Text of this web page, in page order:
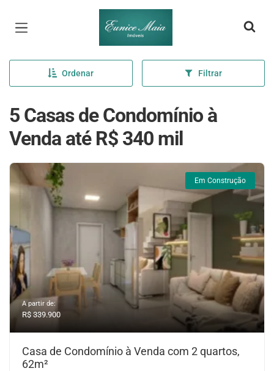
Página inicial
Ordenar Filtrar
5 Casas de Condomínio à
Venda até R$ 340 mil
Em Construção
A partir de:
R$ 339.900
Casa de Condomínio à Venda com 2 quartos,
62m²